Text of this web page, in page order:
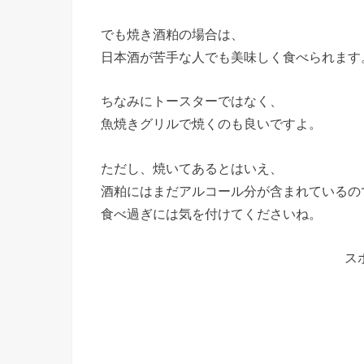
でも焼き酒粕の場合は、
日本酒が苦手な人でも美味しく食べられます
ちなみにトースターではなく、
魚焼きグリルで焼くのも良いですよ。
ただし、焼いてあるとはいえ、
酒粕にはまだアルコール分が含まれているの
食べ過ぎには気を付けてくださいね。
ス